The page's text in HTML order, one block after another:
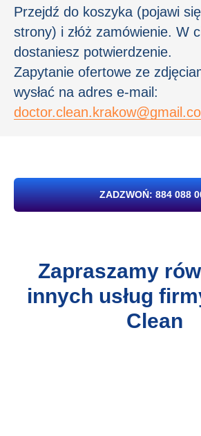
Przejdź do koszyka (pojawi
strony) i złóż zamówienie. W
dostaniesz potwierdzenie.
Zapytanie ofertowe ze
wysłać na adres e-mail:
ZADZWOŃ: 884 088
Zapraszamy
innych usług
Clean